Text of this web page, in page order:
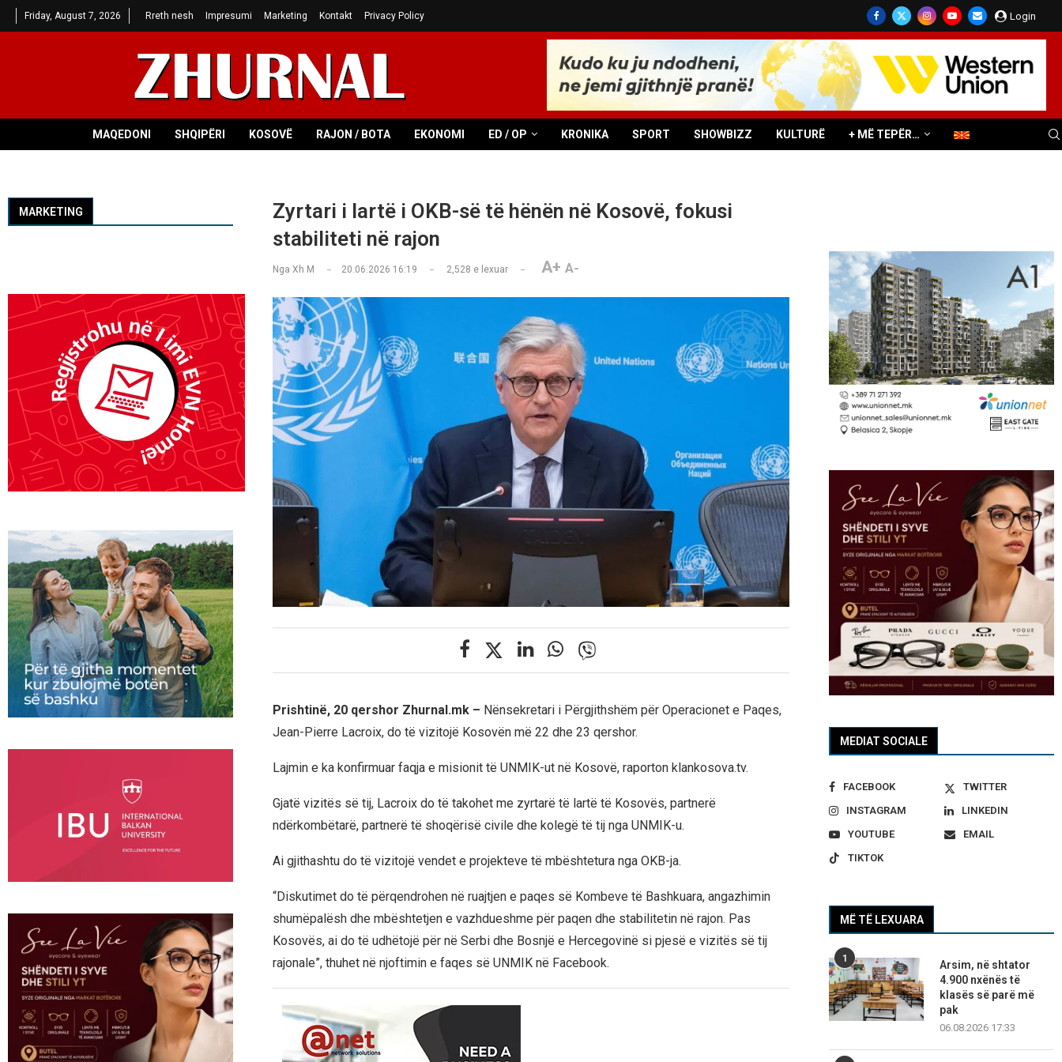
Friday, August 7, 2026 Rreth nesh Impresumi Marketing Kontakt Privacy Policy Login
MAQEDONI SHQIPËRI KOSOVË RAJON / BOTA EKONOMI ED / OP KRONIKA SPORT SHOWBIZZ KULTURË + MË TEPËR…
Zyrtari i lartë i OKB-së të hënën në Kosovë, fokusi
stabiliteti në rajon
Nga Xh M 20.06.2026 16:19 2,528 e lexuar A+ A-
Prishtinë, 20 qershor Zhurnal.mk – Nënsekretari i Përgjithshëm për Operacionet e Paqes,
Jean-Pierre Lacroix, do të vizitojë Kosovën më 22 dhe 23 qershor.
Lajmin e ka konfirmuar faqja e misionit të UNMIK-ut në Kosovë, raporton klankosova.tv.
Gjatë vizitës së tij, Lacroix do të takohet me zyrtarë të lartë të Kosovës, partnerë
ndërkombëtarë, partnerë të shoqërisë civile dhe kolegë të tij nga UNMIK-u.
Ai gjithashtu do të vizitojë vendet e projekteve të mbështetura nga OKB-ja.
“Diskutimet do të përqendrohen në ruajtjen e paqes së Kombeve të Bashkuara, angazhimin
shumëpalësh dhe mbështetjen e vazhdueshme për paqen dhe stabilitetin në rajon. Pas
Kosovës, ai do të udhëtojë për në Serbi dhe Bosnjë e Hercegovinë si pjesë e vizitës së tij
rajonale”, thuhet në njoftimin e faqes së UNMIK në Facebook.
MEDIAT SOCIALE
FACEBOOK
TWITTER
INSTAGRAM
LINKEDIN
YOUTUBE
EMAIL
TIKTOK
MË TË LEXUARA
1
Arsim, në shtator
4.900 nxënës të
klasës së parë më
pak
06.08.2026 17:33
MARKETING